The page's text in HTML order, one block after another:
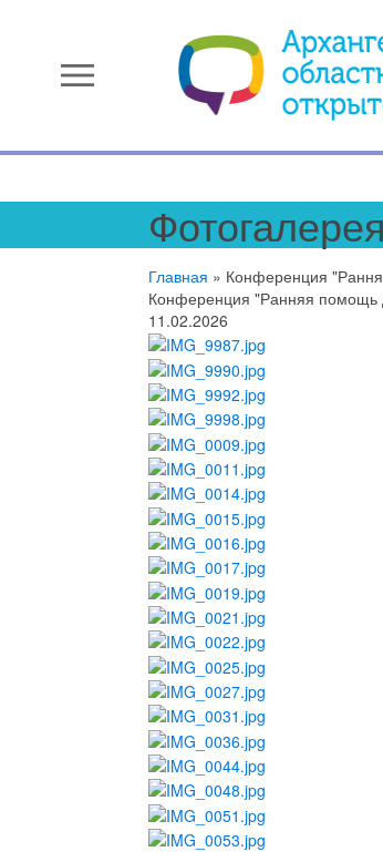
menu
Фотогалерея
Главная » Конференция
Конференция "Ранняя помощь
11.02.2026